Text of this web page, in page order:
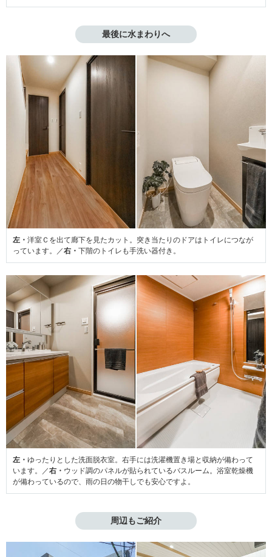
最後に水まわりへ
左・ 洋室Ｃを出て廊下を見たカット。突き当たりのドアはトイレにつなが
っています。／右・ 下階のトイレも手洗い器付き。
左・ ゆったりとした洗面脱衣室。右手には洗濯機置き場と収納が備わって
います。／右・ ウッド調のパネルが貼られているバスルーム。浴室乾燥機
が備わっているので、雨の日の物干しでも安心ですよ。
周辺もご紹介